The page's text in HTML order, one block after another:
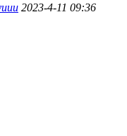
2023-4-11 09:36